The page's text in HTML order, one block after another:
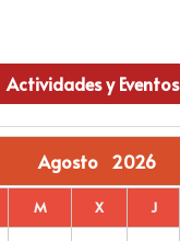
Actividades y Eventos
Agosto 2026
M X J